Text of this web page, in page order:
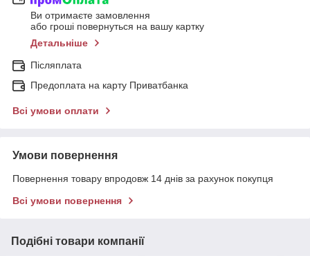
Ви отримаєте замовлення
або гроші повернуться на вашу картку
Детальніше
Післяплата
Предоплата на карту Приватбанка
Всі умови оплати
Умови повернення
Повернення товару впродовж 14 днів за рахунок покупця
Всі умови повернення
Подібні товари компанії